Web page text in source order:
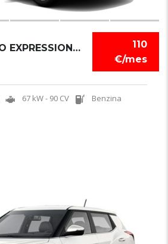
110
€/mes
DACIA SANDERO EXPRESSION TCE
67 kW - 90 CV Benzina